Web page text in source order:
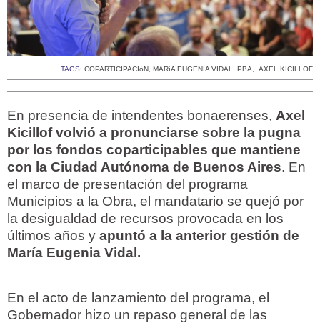
TAGS: COPARTICIPACIóN, MARíA EUGENIA VIDAL, PBA, AXEL KICILLOF
En presencia de intendentes bonaerenses, Axel
Kicillof volvió a pronunciarse sobre la pugna
por los fondos coparticipables que mantiene
con la Ciudad Autónoma de Buenos Aires. En
el marco de presentación del programa
Municipios a la Obra, el mandatario se quejó por
la desigualdad de recursos provocada en los
últimos años y apuntó a la anterior gestión de
María Eugenia Vidal.
En el acto de lanzamiento del programa, el
Gobernador hizo un repaso general de las